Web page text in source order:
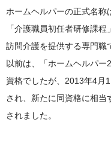
ホームヘルパーの正式名称
「介護職員初任者研修課
訪問介護を提供する専門職
以前は、「ホームヘルパー
資格でしたが、2013年4月
され、新たに同資格に相当
されました。